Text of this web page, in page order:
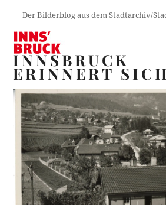
Der Bilderblog aus dem Stadtarchiv/
INNSBRUCK
ERINNERT SICH